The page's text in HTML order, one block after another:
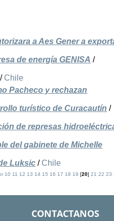
a Aes Gener a
de energía GENISA /
/ Chile
Pacheco y rechazan
turístico de Curacautín /
de represas
del gabinete de Michelle
Luksic / Chile
10 11 12 13 14 15 16 17 18 19 [20] 21 22 23
CONTACTANOS